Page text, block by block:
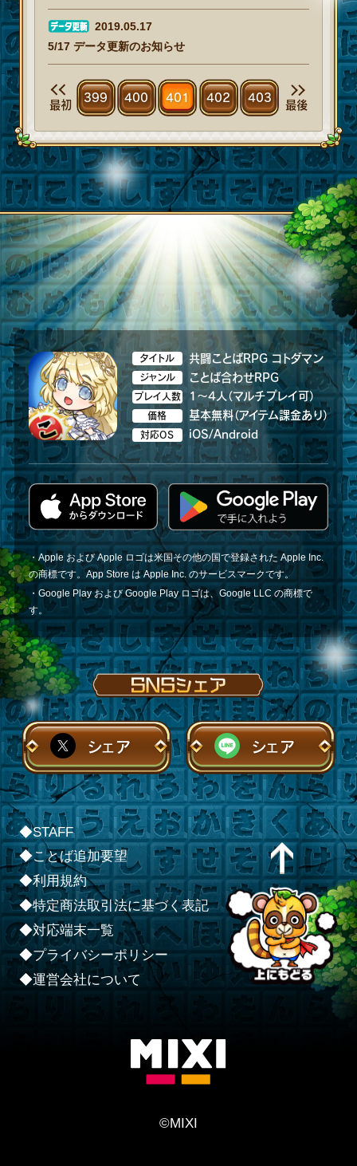
2019.05.17
5/17 データ更新のお知らせ
最初
399 400 401 402 403
最後
タイトル 共闘ことばRPG コトダマン
ジャンル ことば合わせRPG
プレイ人数 1～4人（マルチプレイ可）
価格 基本無料（アイテム課金あり）
対応OS iOS/Android
・Apple および Apple ロゴは米国その他の国で登録された Apple Inc.
の商標です。App Store は Apple Inc. のサービスマークです。
・Google Play および Google Play ロゴは、Google LLC の商標で
す。
シェア シェア
◆STAFF
◆ことば追加要望
◆利用規約
◆特定商法取引法に基づく表記
◆対応端末一覧
◆プライバシーポリシー
◆運営会社について
©MIXI